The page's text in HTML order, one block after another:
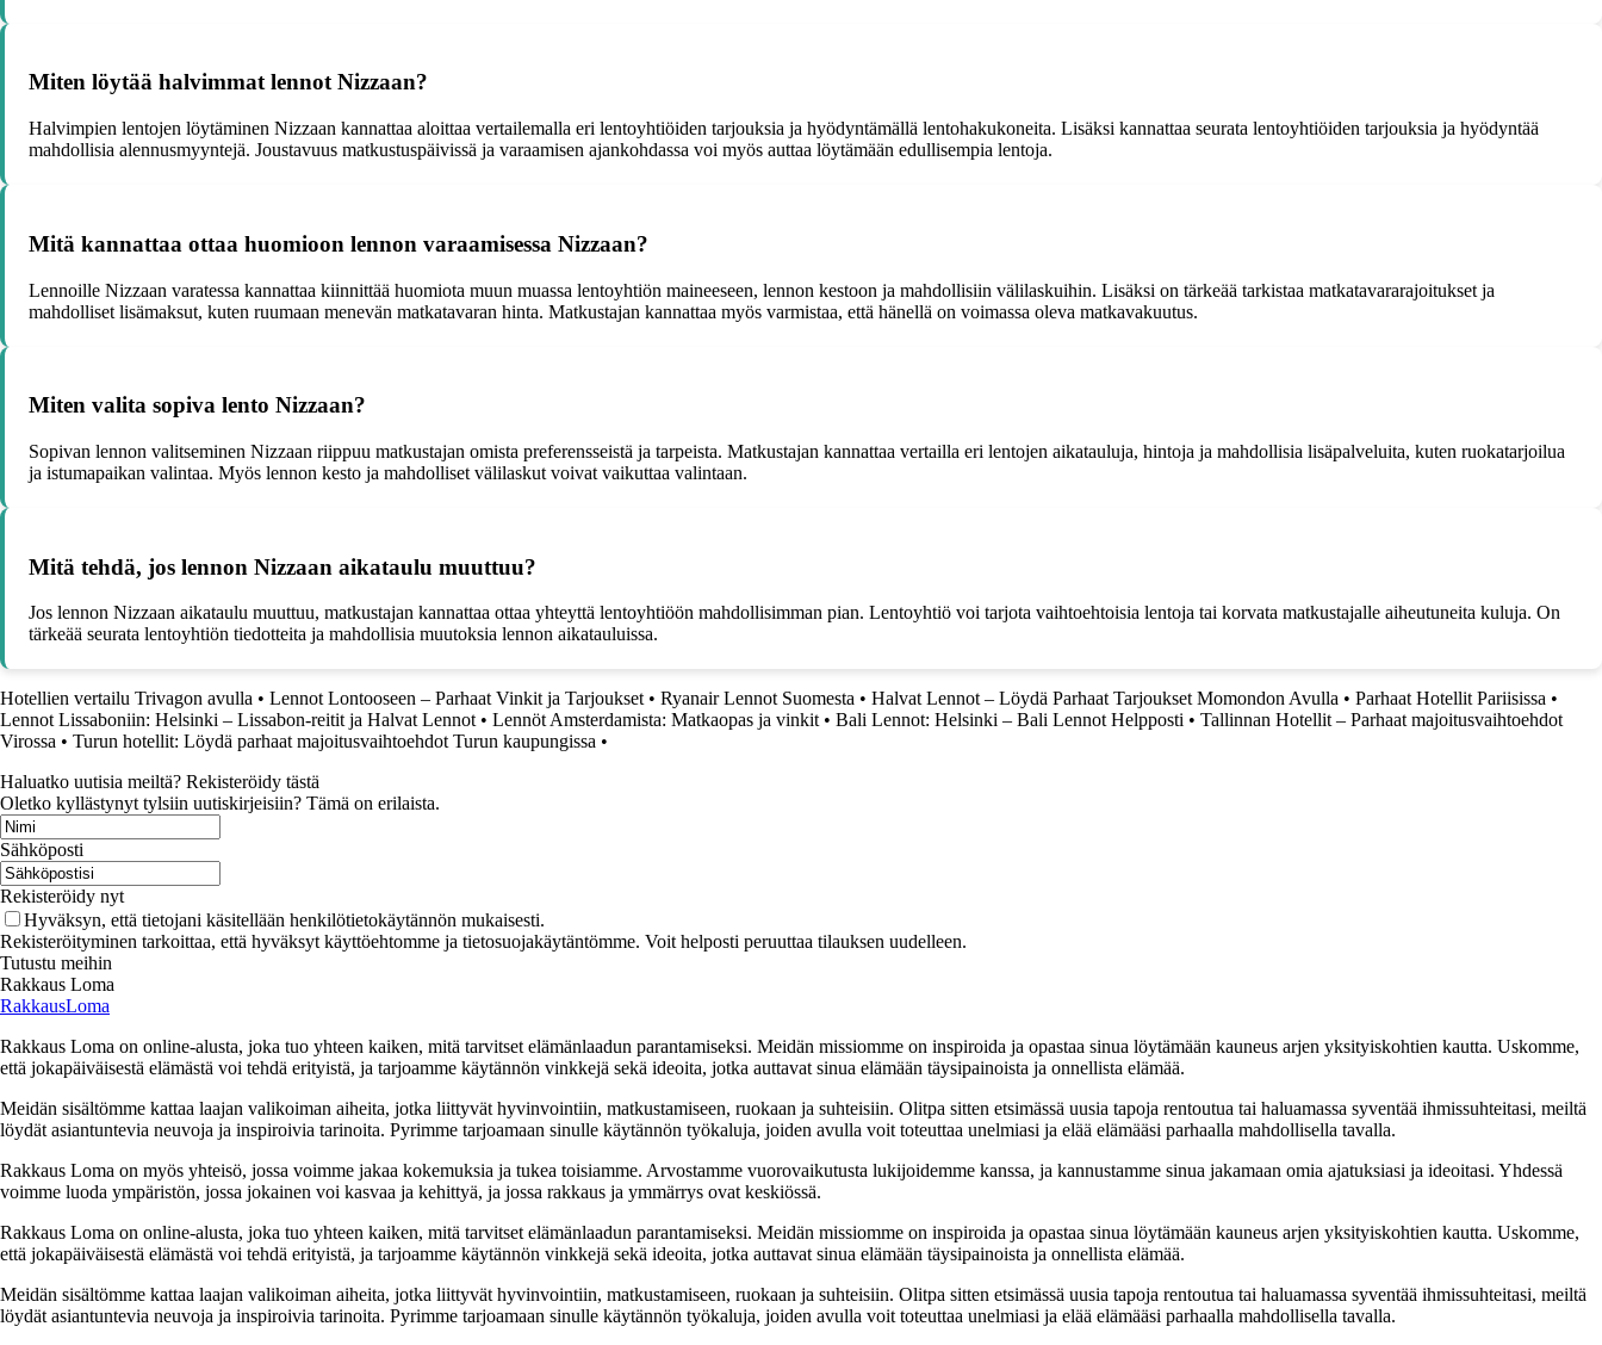
Miten löytää halvimmat lennot Nizzaan?
Halvimpien lentojen löytäminen Nizzaan kannattaa aloittaa vertailemalla eri lentoyhtiöiden tarjouksia ja hyödyntämällä lentohakukoneita. Lisäksi kannattaa seurata lentoyhtiöiden tarjouksia ja hyödyntää
mahdollisia alennusmyyntejä. Joustavuus matkustuspäivissä ja varaamisen ajankohdassa voi myös auttaa löytämään edullisempia lentoja.
Mitä kannattaa ottaa huomioon lennon varaamisessa Nizzaan?
Lennoille Nizzaan varatessa kannattaa kiinnittää huomiota muun muassa lentoyhtiön maineeseen, lennon kestoon ja mahdollisiin välilaskuihin. Lisäksi on tärkeää tarkistaa matkatavararajoitukset ja
mahdolliset lisämaksut, kuten ruumaan menevän matkatavaran hinta. Matkustajan kannattaa myös varmistaa, että hänellä on voimassa oleva matkavakuutus.
Miten valita sopiva lento Nizzaan?
Sopivan lennon valitseminen Nizzaan riippuu matkustajan omista preferensseistä ja tarpeista. Matkustajan kannattaa vertailla eri lentojen aikatauluja, hintoja ja mahdollisia lisäpalveluita, kuten ruokatarjoilua
ja istumapaikan valintaa. Myös lennon kesto ja mahdolliset välilaskut voivat vaikuttaa valintaan.
Mitä tehdä, jos lennon Nizzaan aikataulu muuttuu?
Jos lennon Nizzaan aikataulu muuttuu, matkustajan kannattaa ottaa yhteyttä lentoyhtiöön mahdollisimman pian. Lentoyhtiö voi tarjota vaihtoehtoisia lentoja tai korvata matkustajalle aiheutuneita kuluja. On
tärkeää seurata lentoyhtiön tiedotteita ja mahdollisia muutoksia lennon aikatauluissa.
Hotellien vertailu Trivagon avulla • Lennot Lontooseen – Parhaat Vinkit ja Tarjoukset • Ryanair Lennot Suomesta • Halvat Lennot – Löydä Parhaat Tarjoukset Momondon Avulla • Parhaat Hotellit Pariisissa •
Lennot Lissaboniin: Helsinki – Lissabon-reitit ja Halvat Lennot • Lennöt Amsterdamista: Matkaopas ja vinkit • Bali Lennot: Helsinki – Bali Lennot Helpposti • Tallinnan Hotellit – Parhaat majoitusvaihtoehdot
Virossa • Turun hotellit: Löydä parhaat majoitusvaihtoehdot Turun kaupungissa •
Haluatko uutisia meiltä? Rekisteröidy tästä
Oletko kyllästynyt tylsiin uutiskirjeisiin? Tämä on erilaista.
Sähköposti
Rekisteröidy nyt
Hyväksyn, että tietojani käsitellään henkilötietokäytännön mukaisesti.
Rekisteröityminen tarkoittaa, että hyväksyt käyttöehtomme ja tietosuojakäytäntömme. Voit helposti peruuttaa tilauksen uudelleen.
Tutustu meihin
Rakkaus Loma
RakkausLoma
Rakkaus Loma on online-alusta, joka tuo yhteen kaiken, mitä tarvitset elämänlaadun parantamiseksi. Meidän missiomme on inspiroida ja opastaa sinua löytämään kauneus arjen yksityiskohtien kautta. Uskomme,
että jokapäiväisestä elämästä voi tehdä erityistä, ja tarjoamme käytännön vinkkejä sekä ideoita, jotka auttavat sinua elämään täysipainoista ja onnellista elämää.
Meidän sisältömme kattaa laajan valikoiman aiheita, jotka liittyvät hyvinvointiin, matkustamiseen, ruokaan ja suhteisiin. Olitpa sitten etsimässä uusia tapoja rentoutua tai haluamassa syventää ihmissuhteitasi, meiltä
löydät asiantuntevia neuvoja ja inspiroivia tarinoita. Pyrimme tarjoamaan sinulle käytännön työkaluja, joiden avulla voit toteuttaa unelmiasi ja elää elämääsi parhaalla mahdollisella tavalla.
Rakkaus Loma on myös yhteisö, jossa voimme jakaa kokemuksia ja tukea toisiamme. Arvostamme vuorovaikutusta lukijoidemme kanssa, ja kannustamme sinua jakamaan omia ajatuksiasi ja ideoitasi. Yhdessä
voimme luoda ympäristön, jossa jokainen voi kasvaa ja kehittyä, ja jossa rakkaus ja ymmärrys ovat keskiössä.
Rakkaus Loma on online-alusta, joka tuo yhteen kaiken, mitä tarvitset elämänlaadun parantamiseksi. Meidän missiomme on inspiroida ja opastaa sinua löytämään kauneus arjen yksityiskohtien kautta. Uskomme,
että jokapäiväisestä elämästä voi tehdä erityistä, ja tarjoamme käytännön vinkkejä sekä ideoita, jotka auttavat sinua elämään täysipainoista ja onnellista elämää.
Meidän sisältömme kattaa laajan valikoiman aiheita, jotka liittyvät hyvinvointiin, matkustamiseen, ruokaan ja suhteisiin. Olitpa sitten etsimässä uusia tapoja rentoutua tai haluamassa syventää ihmissuhteitasi, meiltä
löydät asiantuntevia neuvoja ja inspiroivia tarinoita. Pyrimme tarjoamaan sinulle käytännön työkaluja, joiden avulla voit toteuttaa unelmiasi ja elää elämääsi parhaalla mahdollisella tavalla.